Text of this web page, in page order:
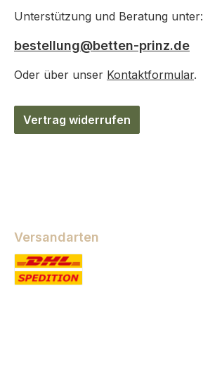
Unterstützung und Beratung unter:
bestellung@betten-prinz.de
Oder über unser Kontaktformular.
Vertrag widerrufen
Versandarten